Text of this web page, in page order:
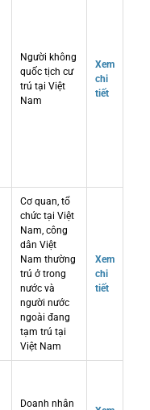
Người không
quốc tịch cư
trú tại Việt
Nam
Xem
chi
tiết
Cơ quan, tổ
chức tại Việt
Nam, công
dân Việt
Nam thường
trú ở trong
nước và
người nước
ngoài đang
tạm trú tại
Việt Nam
Xem
chi
tiết
Doanh nhân